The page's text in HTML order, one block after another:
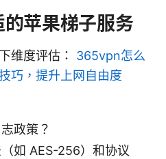
苹果梯子服务
维度评估： 365vpn怎么
巧，提升上网自由度
政策？
如 AES-256）和协议